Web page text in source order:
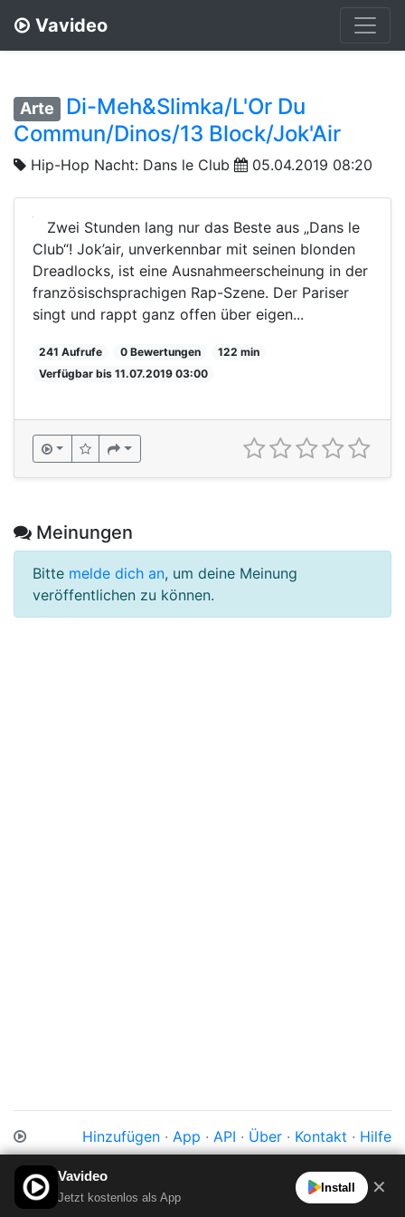
Vavideo
Arte
Di-Meh&Slimka/L'Or Du
Commun/Dinos/13 Block/Jok'Air
Hip-Hop Nacht: Dans le Club 05.04.2019 08:20
Zwei Stunden lang nur das Beste aus „Dans le
Club“! Jok’air, unverkennbar mit seinen blonden
Dreadlocks, ist eine Ausnahmeerscheinung in der
französischsprachigen Rap-Szene. Der Pariser
singt und rappt ganz offen über eigen...
241 Aufrufe 0 Bewertungen
122 min
Verfügbar bis 11.07.2019 03:00
Meinungen
Bitte melde dich an, um deine Meinung
veröffentlichen zu können.
Hinzufügen · App · API · Über · Kontakt · Hilfe
Impressum
Vavideo
Jetzt kostenlos als App
Install ✕